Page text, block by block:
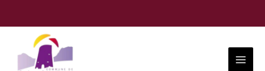
Menu